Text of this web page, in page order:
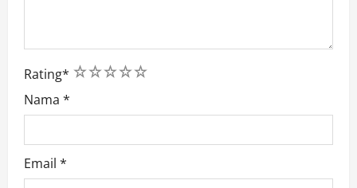
Rating* 5
4
3
2
1
Nama *
Email *